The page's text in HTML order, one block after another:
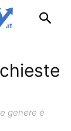
genere è